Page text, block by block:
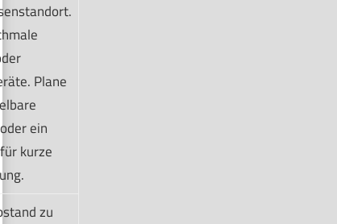
Plane
ein
kurze
zu